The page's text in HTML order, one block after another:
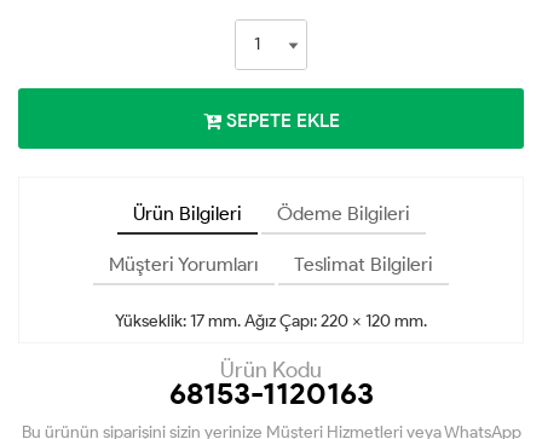
SEPETE EKLE
Ürün Bilgileri Ödeme Bilgileri
Müşteri Yorumları Teslimat Bilgileri
Yükseklik: 17 mm. Ağız Çapı: 220 x 120 mm.
Ürün Kodu
68153-1120163
Bu ürünün siparişini sizin yerinize Müşteri Hizmetleri veya WhatsApp